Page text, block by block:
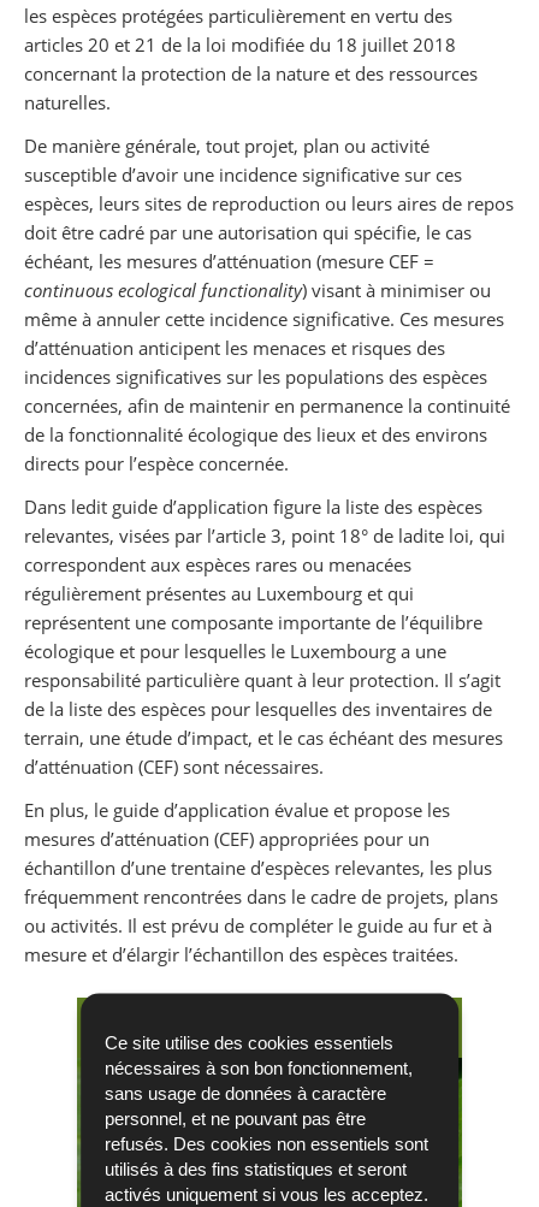
Ce site utilise des cookies essentiels
nécessaires à son bon fonctionnement,
sans usage de données à caractère
personnel, et ne pouvant pas être
refusés. Des cookies non essentiels sont
utilisés à des fins statistiques et seront
activés uniquement si vous les acceptez.
les espèces protégées particulièrement en vertu des
articles 20 et 21 de la loi modifiée du 18 juillet 2018
concernant la protection de la nature et des ressources
naturelles.
De manière générale, tout projet, plan ou activité
susceptible d’avoir une incidence significative sur ces
espèces, leurs sites de reproduction ou leurs aires de repos
doit être cadré par une autorisation qui spécifie, le cas
échéant, les mesures d’atténuation (mesure CEF =
continuous ecological functionality) visant à minimiser ou
même à annuler cette incidence significative. Ces mesures
d’atténuation anticipent les menaces et risques des
incidences significatives sur les populations des espèces
concernées, afin de maintenir en permanence la continuité
de la fonctionnalité écologique des lieux et des environs
directs pour l’espèce concernée.
Dans ledit guide d’application figure la liste des espèces
relevantes, visées par l’article 3, point 18° de ladite loi, qui
correspondent aux espèces rares ou menacées
régulièrement présentes au Luxembourg et qui
représentent une composante importante de l’équilibre
écologique et pour lesquelles le Luxembourg a une
responsabilité particulière quant à leur protection. Il s’agit
de la liste des espèces pour lesquelles des inventaires de
terrain, une étude d’impact, et le cas échéant des mesures
d’atténuation (CEF) sont nécessaires.
En plus, le guide d’application évalue et propose les
mesures d’atténuation (CEF) appropriées pour un
échantillon d’une trentaine d’espèces relevantes, les plus
fréquemment rencontrées dans le cadre de projets, plans
ou activités. Il est prévu de compléter le guide au fur et à
mesure et d’élargir l’échantillon des espèces traitées.